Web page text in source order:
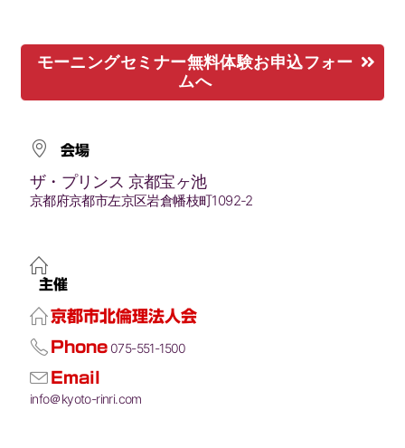
モーニングセミナー無料体験お申込フォー
ムへ
会場
ザ・プリンス 京都宝ヶ池
京都府京都市左京区岩倉幡枝町1092-2
主催
京都市北倫理法人会
Phone 075-551-1500
Email
info＠kyoto-rinri.com